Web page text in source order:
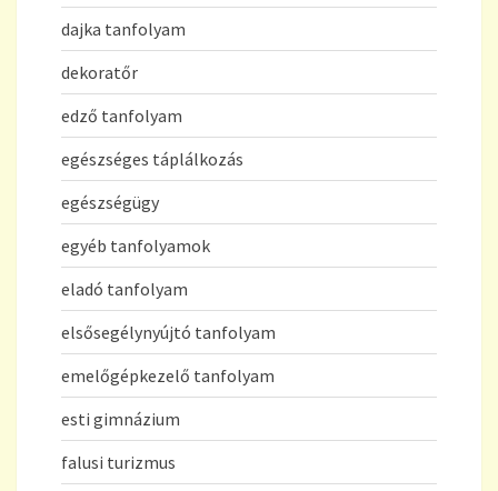
dajka tanfolyam
dekoratőr
edző tanfolyam
egészséges táplálkozás
egészségügy
egyéb tanfolyamok
eladó tanfolyam
elsősegélynyújtó tanfolyam
emelőgépkezelő tanfolyam
esti gimnázium
falusi turizmus